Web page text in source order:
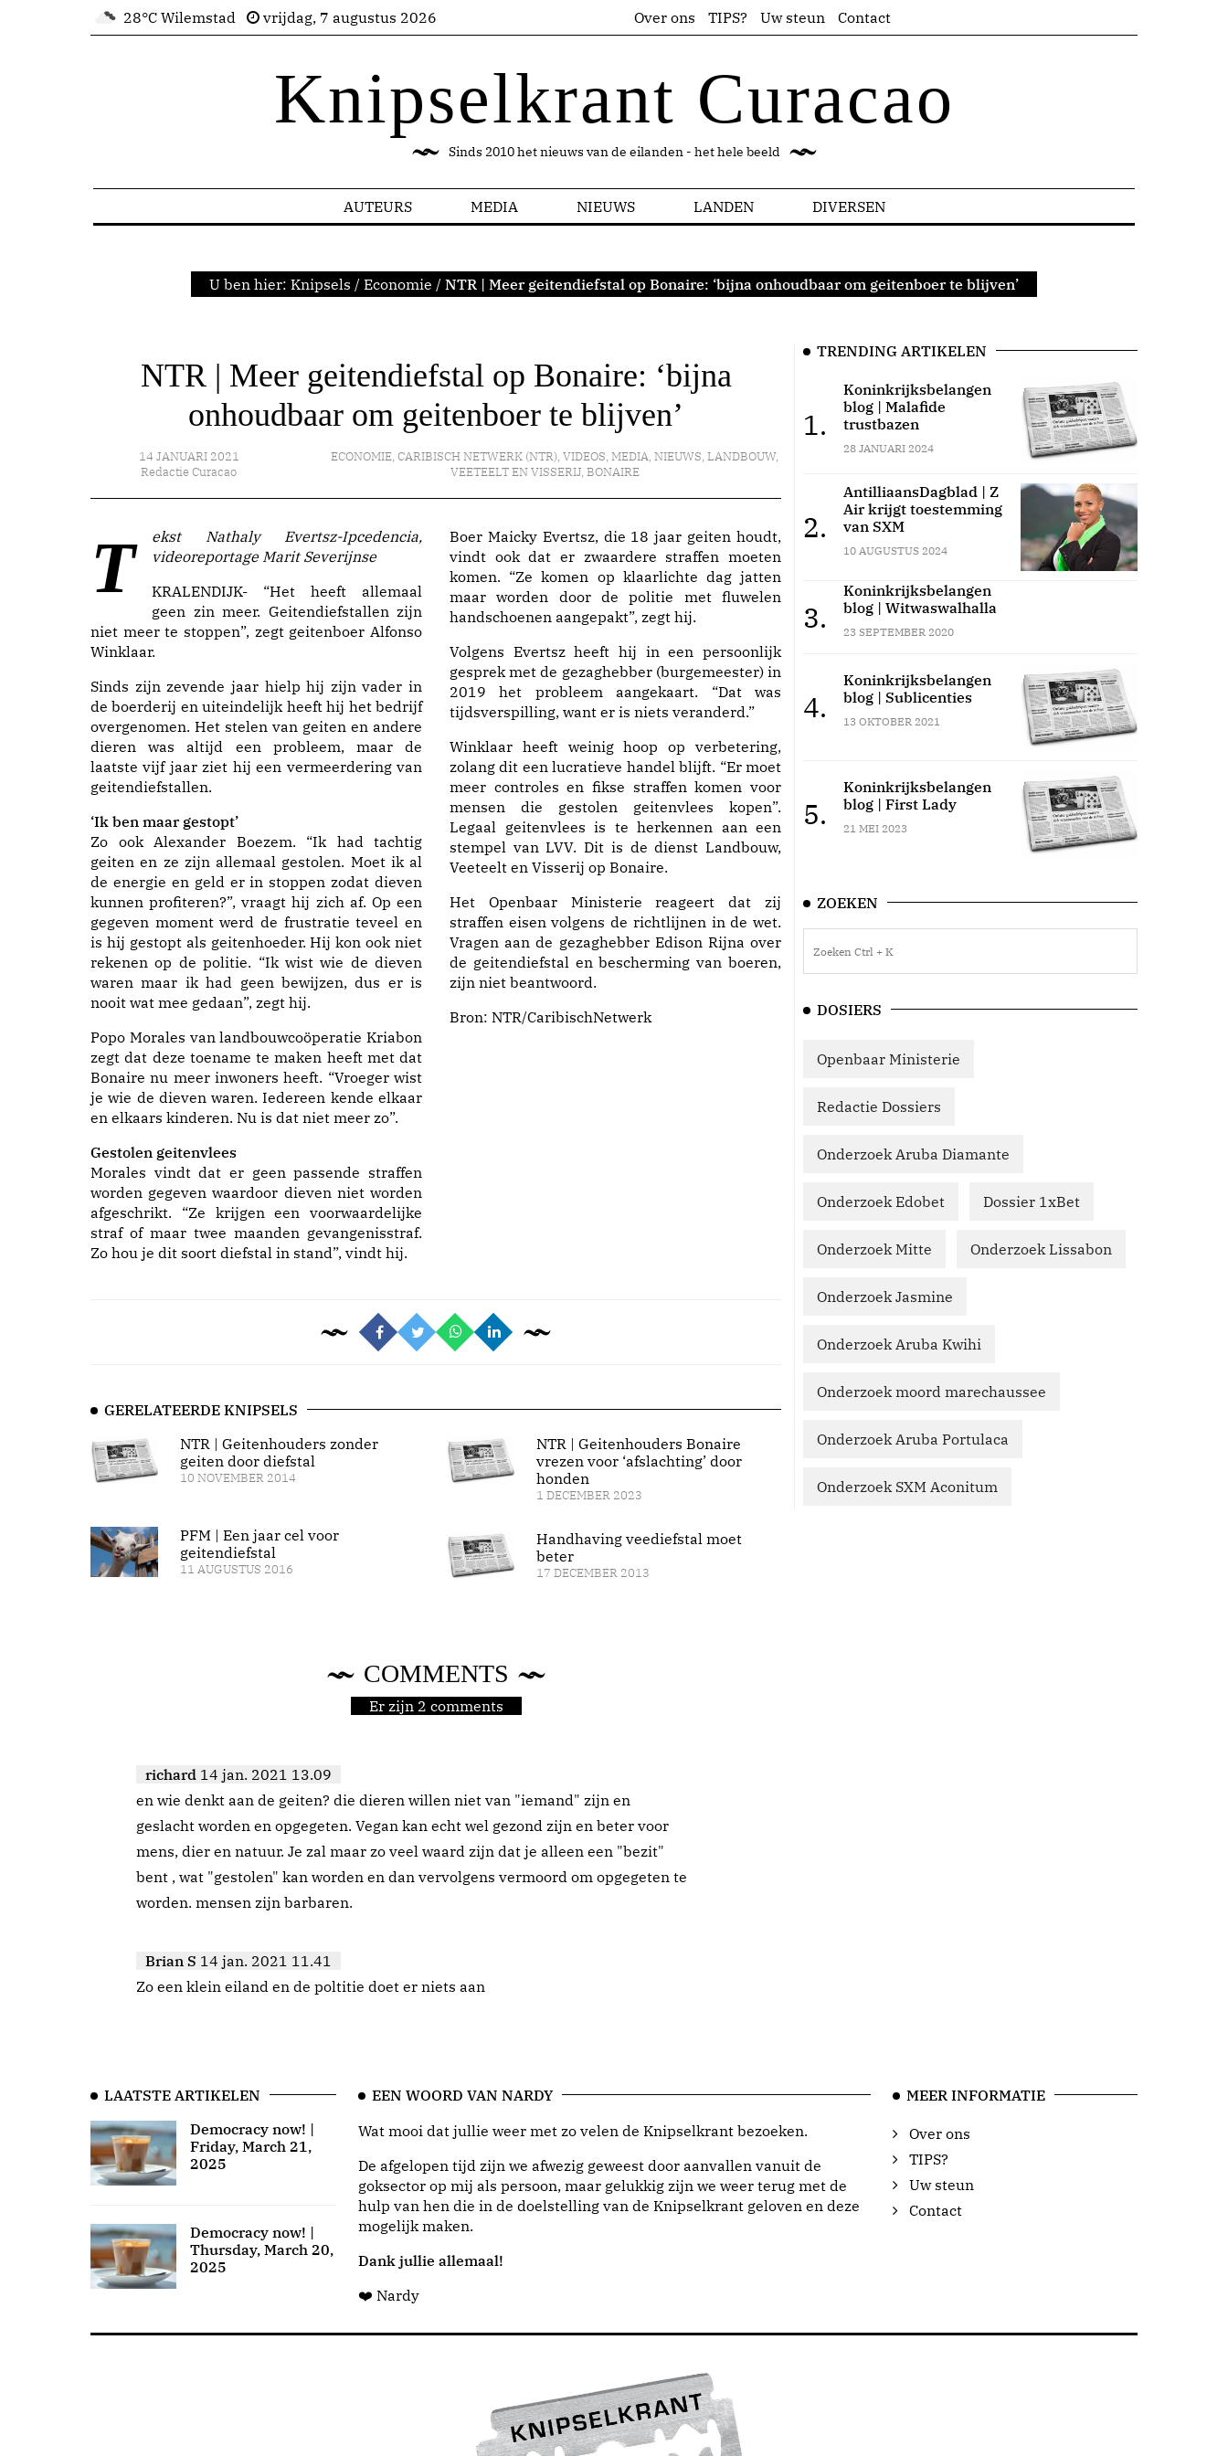
28°C Wilemstad vrijdag, 7 augustus 2026 Over ons TIPS? Uw steun Contact
Knipselkrant Curacao
Sinds 2010 het nieuws van de eilanden - het hele beeld
AUTEURS MEDIA NIEUWS LANDEN DIVERSEN
U ben hier: Knipsels / Economie / NTR | Meer geitendiefstal op Bonaire: ‘bijna onhoudbaar om geitenboer te blijven’
NTR | Meer geitendiefstal op Bonaire: ‘bijna
onhoudbaar om geitenboer te blijven’
14 JANUARI 2021
Redactie Curacao
ECONOMIE, CARIBISCH NETWERK (NTR), VIDEOS, MEDIA, NIEUWS, LANDBOUW,
VEETEELT EN VISSERIJ,BONAIRE
Tekst Nathaly Evertsz-Ipcedencia,
videoreportage Marit Severijnse
KRALENDIJK- “Het heeft allemaal
geen zin meer. Geitendiefstallen zijn
niet meer te stoppen”, zegt geitenboer Alfonso
Winklaar.
Sinds zijn zevende jaar hielp hij zijn vader in
de boerderij en uiteindelijk heeft hij het bedrijf
overgenomen. Het stelen van geiten en andere
dieren was altijd een probleem, maar de
laatste vijf jaar ziet hij een vermeerdering van
geitendiefstallen.
‘Ik ben maar gestopt’
Zo ook Alexander Boezem. “Ik had tachtig
geiten en ze zijn allemaal gestolen. Moet ik al
de energie en geld er in stoppen zodat dieven
kunnen profiteren?”, vraagt hij zich af. Op een
gegeven moment werd de frustratie teveel en
is hij gestopt als geitenhoeder. Hij kon ook niet
rekenen op de politie. “Ik wist wie de dieven
waren maar ik had geen bewijzen, dus er is
nooit wat mee gedaan”, zegt hij.
Popo Morales van landbouwcoöperatie Kriabon
zegt dat deze toename te maken heeft met dat
Bonaire nu meer inwoners heeft. “Vroeger wist
je wie de dieven waren. Iedereen kende elkaar
en elkaars kinderen. Nu is dat niet meer zo”.
Gestolen geitenvlees
Morales vindt dat er geen passende straffen
worden gegeven waardoor dieven niet worden
afgeschrikt. “Ze krijgen een voorwaardelijke
straf of maar twee maanden gevangenisstraf.
Zo hou je dit soort diefstal in stand”, vindt hij.
Boer Maicky Evertsz, die 18 jaar geiten houdt,
vindt ook dat er zwaardere straffen moeten
komen. “Ze komen op klaarlichte dag jatten
maar worden door de politie met fluwelen
handschoenen aangepakt”, zegt hij.
Volgens Evertsz heeft hij in een persoonlijk
gesprek met de gezaghebber (burgemeester) in
2019 het probleem aangekaart. “Dat was
tijdsverspilling, want er is niets veranderd.”
Winklaar heeft weinig hoop op verbetering,
zolang dit een lucratieve handel blijft. “Er moet
meer controles en fikse straffen komen voor
mensen die gestolen geitenvlees kopen”.
Legaal geitenvlees is te herkennen aan een
stempel van LVV. Dit is de dienst Landbouw,
Veeteelt en Visserij op Bonaire.
Het Openbaar Ministerie reageert dat zij
straffen eisen volgens de richtlijnen in de wet.
Vragen aan de gezaghebber Edison Rijna over
de geitendiefstal en bescherming van boeren,
zijn niet beantwoord.
Bron: NTR/CaribischNetwerk
GERELATEERDE KNIPSELS
NTR | Geitenhouders zonder
geiten door diefstal
10 NOVEMBER 2014
PFM | Een jaar cel voor
geitendiefstal
11 AUGUSTUS 2016
NTR | Geitenhouders Bonaire
vrezen voor ‘afslachting’ door
honden
1 DECEMBER 2023
Handhaving veediefstal moet
beter
17 DECEMBER 2013
COMMENTS
Er zijn 2 comments
richard 14 jan. 2021 13.09
en wie denkt aan de geiten? die dieren willen niet van "iemand" zijn en
geslacht worden en opgegeten. Vegan kan echt wel gezond zijn en beter voor
mens, dier en natuur. Je zal maar zo veel waard zijn dat je alleen een "bezit"
bent , wat "gestolen" kan worden en dan vervolgens vermoord om opgegeten te
worden. mensen zijn barbaren.
Brian S 14 jan. 2021 11.41
Zo een klein eiland en de poltitie doet er niets aan
TRENDING ARTIKELEN
1.
Koninkrijksbelangen
blog | Malafide
trustbazen
28 JANUARI 2024
2.
AntilliaansDagblad | Z
Air krijgt toestemming
van SXM
10 AUGUSTUS 2024
3.
Koninkrijksbelangen
blog | Witwaswalhalla
23 SEPTEMBER 2020
4.
Koninkrijksbelangen
blog | Sublicenties
13 OKTOBER 2021
5.
Koninkrijksbelangen
blog | First Lady
21 MEI 2023
ZOEKEN
DOSIERS
Openbaar Ministerie
Redactie Dossiers
Onderzoek Aruba Diamante
Onderzoek Edobet Dossier 1xBet
Onderzoek Mitte Onderzoek Lissabon
Onderzoek Jasmine
Onderzoek Aruba Kwihi
Onderzoek moord marechaussee
Onderzoek Aruba Portulaca
Onderzoek SXM Aconitum
LAATSTE ARTIKELEN
Democracy now! |
Friday, March 21,
2025
Democracy now! |
Thursday, March 20,
2025
EEN WOORD VAN NARDY
Wat mooi dat jullie weer met zo velen de Knipselkrant bezoeken.
De afgelopen tijd zijn we afwezig geweest door aanvallen vanuit de
goksector op mij als persoon, maar gelukkig zijn we weer terug met de
hulp van hen die in de doelstelling van de Knipselkrant geloven en deze
mogelijk maken.
Dank jullie allemaal!
❤️ Nardy
MEER INFORMATIE
Over ons
TIPS?
Uw steun
Contact